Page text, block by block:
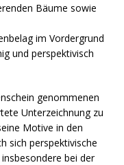
Bäume sowie
im Vor­der­­grund
und perspek­tivisch
genommenen
Unterzeichnung zu
Motive in den
sich perspektivische
bei der